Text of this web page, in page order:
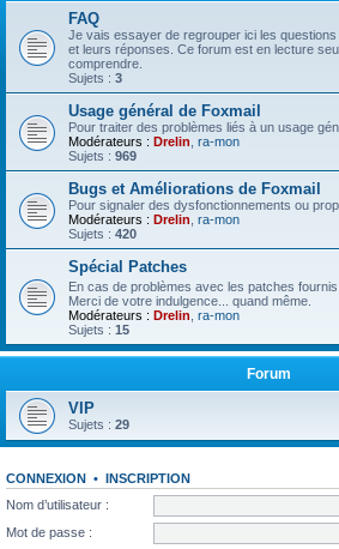
FAQ
Je vais essayer de regrouper ici les
et leurs réponses. Ce forum est en lecture
comprendre.
Sujets : 3
Usage général de Foxmail
Pour traiter des problèmes liés à un usage
Modérateurs : Drelin ra-mon
Sujets : 969
Bugs et Améliorations de Foxmail
Pour signaler des dysfonctionnements ou
Modérateurs : Drelin ra-mon
Sujets : 420
Spécial Patches
En cas de problèmes avec les patches
Merci de votre indulgence... quand même.
Modérateurs : Drelin ra-mon
Sujets : 15
Forum
VIP
Sujets : 29
CONNEXION • INSCRIPTION
Nom d’utilisateur :
Mot de passe :